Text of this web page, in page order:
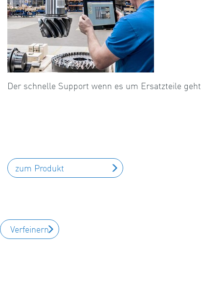
Der schnelle Support wenn es um Ersatzteile geht
zum Produkt
Verfeinern